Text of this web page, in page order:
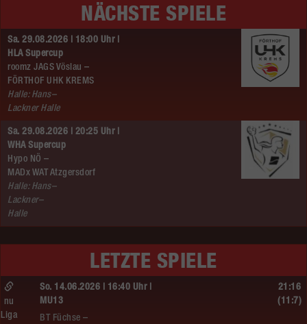
NÄCHSTE SPIELE
Sa. 29.08.2026 | 18:00 Uhr |
HLA Supercup
roomz JAGS Vöslau –
FÖRTHOF UHK KREMS
Halle: Hans–
Lackner Halle
Sa. 29.08.2026 | 20:25 Uhr |
WHA Supercup
Hypo NÖ –
MADx WAT Atzgersdorf
Halle: Hans–
Lackner–
Halle
LETZTE SPIELE
So. 14.06.2026 | 16:40 Uhr |
MU13
BT Füchse –
nu
Liga
21:16
(11:7)